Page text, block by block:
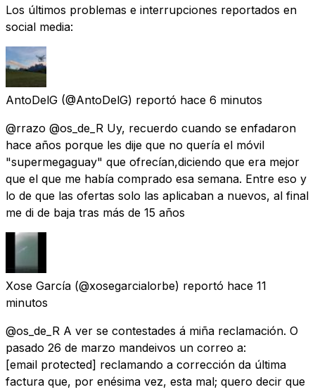
Los últimos problemas e interrupciones reportados en
social media:
AntoDelG (@AntoDelG) reportó hace 6 minutos
@rrazo @os_de_R Uy, recuerdo cuando se enfadaron
hace años porque les dije que no quería el móvil
"supermegaguay" que ofrecían,diciendo que era mejor
que el que me había comprado esa semana. Entre eso y
lo de que las ofertas solo las aplicaban a nuevos, al final
me di de baja tras más de 15 años
Xose García (@xosegarcialorbe) reportó hace 11
minutos
@os_de_R A ver se contestades á miña reclamación. O
pasado 26 de marzo mandeivos un correo a:
[email protected] reclamando a corrección da última
factura que, por enésima vez, esta mal; quero decir que